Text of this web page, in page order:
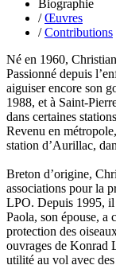
Nobili
Nodet
Nodet
Ollivier-
Olmedo
Pavie
Pelcat
Peltier
Pitiot
Pitras
Plane
Poncet
Poncins
Poulle
Biographie
/Œuvres
/Contributions
Né en 1960,
Passionné depuis
aiguiser encore son
1988, et à Saint-
dans certaines
Revenu en
station d’Aurillac,
Breton d’origine,
associations pour la
LPO. Depuis 1995, il
Paola, son épouse, a
protection des
ouvrages de Konrad
utilité au vol avec